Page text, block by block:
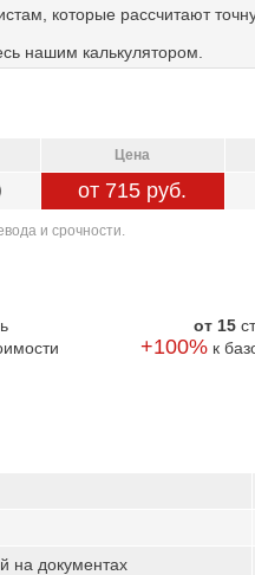
которые рассчитают
нашим калькулятором.
Цена
от 715 руб.
и срочности.
от 15
+100%к
на документах